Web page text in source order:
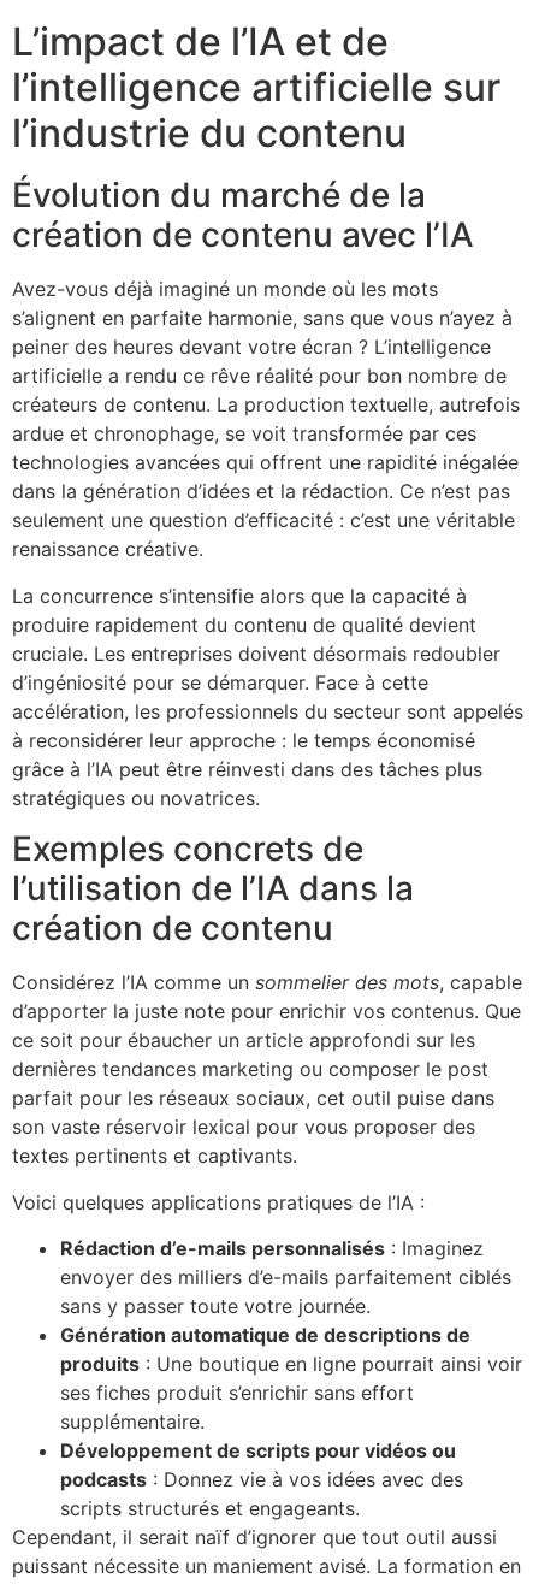
L’impact de l’IA et de
l’intelligence artificielle sur
l’industrie du contenu
Évolution du marché de la
création de contenu avec l’IA
Avez-vous déjà imaginé un monde où les mots
s’alignent en parfaite harmonie, sans que vous n’ayez à
peiner des heures devant votre écran ? L’intelligence
artificielle a rendu ce rêve réalité pour bon nombre de
créateurs de contenu. La production textuelle, autrefois
ardue et chronophage, se voit transformée par ces
technologies avancées qui offrent une rapidité inégalée
dans la génération d’idées et la rédaction. Ce n’est pas
seulement une question d’efficacité : c’est une véritable
renaissance créative.
La concurrence s’intensifie alors que la capacité à
produire rapidement du contenu de qualité devient
cruciale. Les entreprises doivent désormais redoubler
d’ingéniosité pour se démarquer. Face à cette
accélération, les professionnels du secteur sont appelés
à reconsidérer leur approche : le temps économisé
grâce à l’IA peut être réinvesti dans des tâches plus
stratégiques ou novatrices.
Exemples concrets de
l’utilisation de l’IA dans la
création de contenu
Considérez l’IA comme un sommelier des mots, capable
d’apporter la juste note pour enrichir vos contenus. Que
ce soit pour ébaucher un article approfondi sur les
dernières tendances marketing ou composer le post
parfait pour les réseaux sociaux, cet outil puise dans
son vaste réservoir lexical pour vous proposer des
textes pertinents et captivants.
Voici quelques applications pratiques de l’IA :
Rédaction d’e-mails personnalisés : Imaginez
envoyer des milliers d’e-mails parfaitement ciblés
sans y passer toute votre journée.
Génération automatique de descriptions de
produits : Une boutique en ligne pourrait ainsi voir
ses fiches produit s’enrichir sans effort
supplémentaire.
Développement de scripts pour vidéos ou
podcasts : Donnez vie à vos idées avec des
scripts structurés et engageants.
Cependant, il serait naïf d’ignorer que tout outil aussi
puissant nécessite un maniement avisé. La formation en